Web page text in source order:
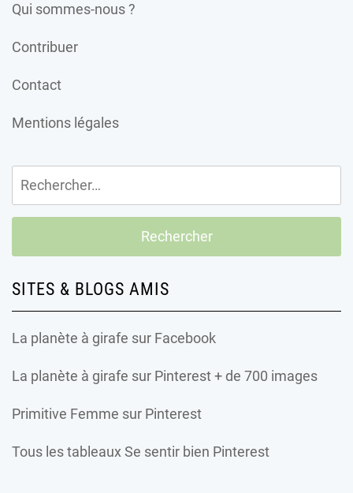
Qui sommes-nous ?
Contribuer
Contact
Mentions légales
Rechercher :
SITES & BLOGS AMIS
La planète à girafe sur Facebook
La planète à girafe sur Pinterest + de 700 images
Primitive Femme sur Pinterest
Tous les tableaux Se sentir bien Pinterest